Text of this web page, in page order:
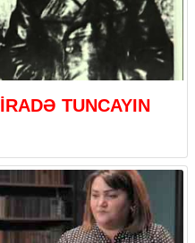
İRADƏ TUNCAYIN